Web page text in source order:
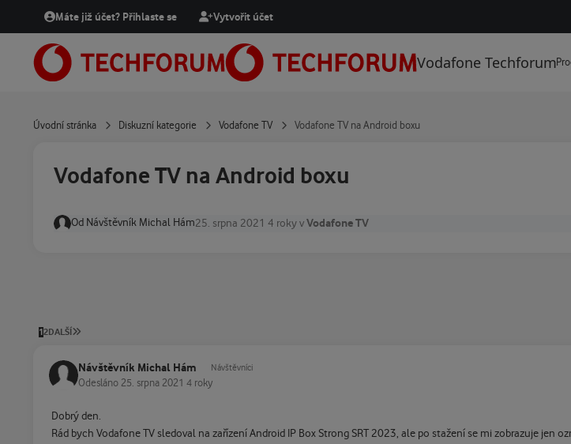
Přejít na obsah
Máte již účet? Přihlaste se Vytvořit účet
Vodafone Techforum
Úvodní stránka Diskuzní kategorie Vodafone TV Vodafone TV na Android boxu
Vodafone TV na Android boxu
Od Návštěvník Michal Hám25. srpna 2021 4 rokyvVodafone TV
12DALŠÍ
Návštěvník Michal Hám Návštěvníci
Odesláno 25. srpna 2021 4 roky
Dobrý den.
Rád bych Vodafone TV sledoval na zařízení Android IP Box Strong SRT 2023, ale po stažení se mi zobrazuje